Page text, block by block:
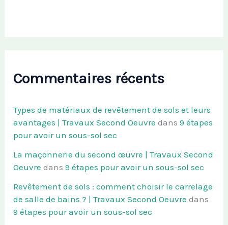
Commentaires récents
Types de matériaux de revêtement de sols et leurs
avantages | Travaux Second Oeuvre dans9 étapes
pour avoir un sous-sol sec
La maçonnerie du second œuvre | Travaux Second
Oeuvre dans9 étapes pour avoir un sous-sol sec
Revêtement de sols : comment choisir le carrelage
de salle de bains ? | Travaux Second Oeuvre dans
9 étapes pour avoir un sous-sol sec